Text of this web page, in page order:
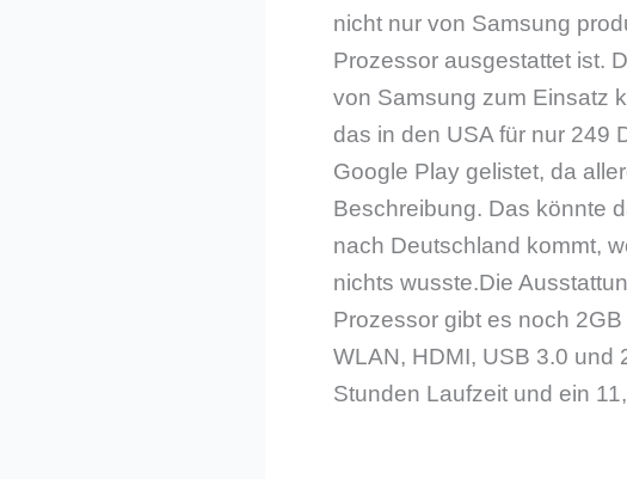
nicht nur von Samsung
Prozessor ausgestattet ist.
von Samsung zum Einsatz
das in den USA für nur 249
Google Play gelistet, da
Beschreibung. Das könnte
nach Deutschland kommt,
nichts wusste.Die
Prozessor gibt es noch
WLAN, HDMI, USB 3.0 und
Stunden Laufzeit und ein